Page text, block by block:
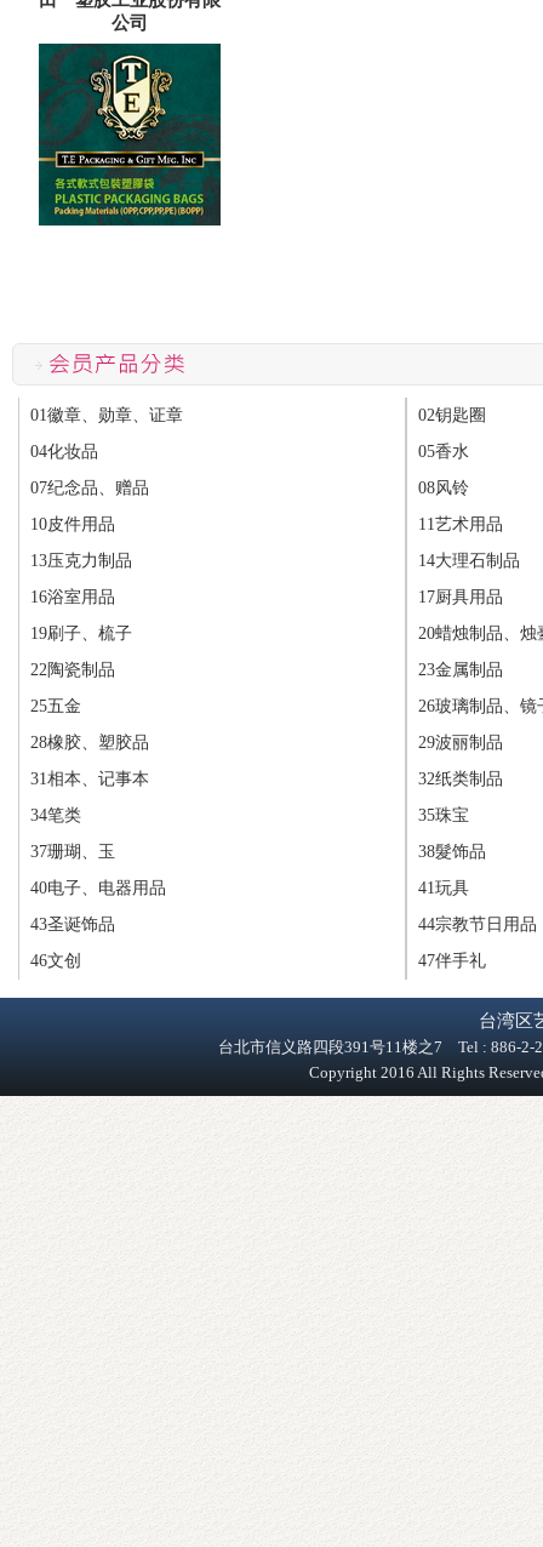
公司
01徽章、勋章、证章
02钥匙圈
04化妆品
05香水
07纪念品、赠品
08风铃
10皮件用品
11艺术用品
13压克力制品
14大理石制品
16浴室用品
17厨具用品
19刷子、梳子
20蜡烛制品、烛
22陶瓷制品
23金属制品
25五金
26玻璃制品、镜
28橡胶、塑胶品
29波丽制品
31相本、记事本
32纸类制品
34笔类
35珠宝
37珊瑚、玉
38髮饰品
40电子、电器用品
41玩具
43圣诞饰品
44宗教节日用品
46文创
47伴手礼
台湾区
台北市信义路四段391号11楼之7 Tel : 886-
Copyright 2016 All Rights